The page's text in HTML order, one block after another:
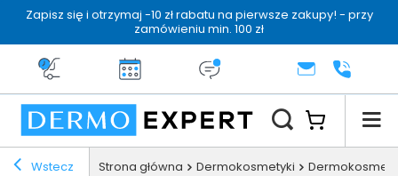
Zapisz się i otrzymaj -10 zł rabatu na pierwsze zakupy! - przy
zamówieniu min. 100 zł
Darmowa dostawa od 199 zł
14 dni na zwrotDermo konsultacjaKONTAKT+48 222
Wstecz Strona główna Dermokosmetyki